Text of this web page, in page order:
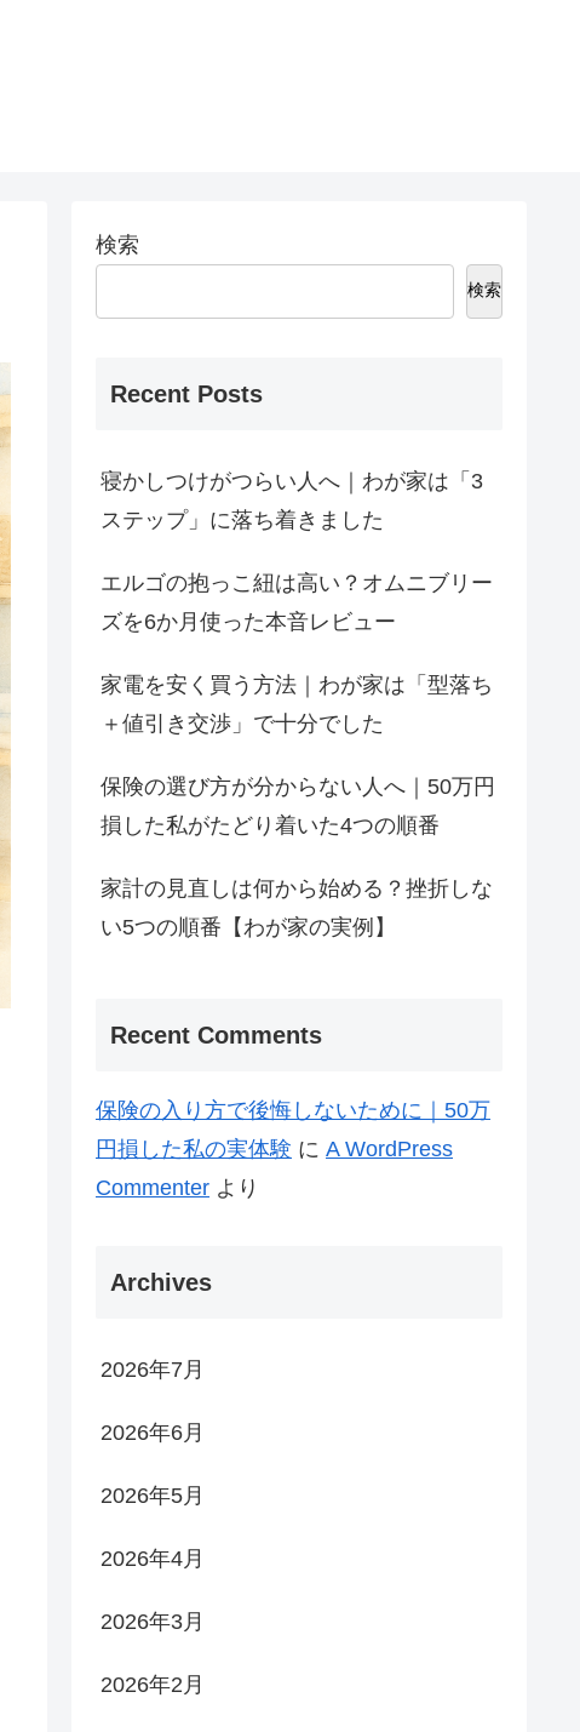
検索
検索
Recent Posts
寝かしつけがつらい人へ｜わが家は「3
ステップ」に落ち着きました
エルゴの抱っこ紐は高い？オムニブリー
ズを6か月使った本音レビュー
家電を安く買う方法｜わが家は「型落ち
＋値引き交渉」で十分でした
保険の選び方が分からない人へ｜50万円
損した私がたどり着いた4つの順番
家計の見直しは何から始める？挫折しな
い5つの順番【わが家の実例】
Recent Comments
保険の入り方で後悔しないために｜50万
円損した私の実体験 に A WordPress
Commenter より
Archives
2026年7月
2026年6月
2026年5月
2026年4月
2026年3月
2026年2月